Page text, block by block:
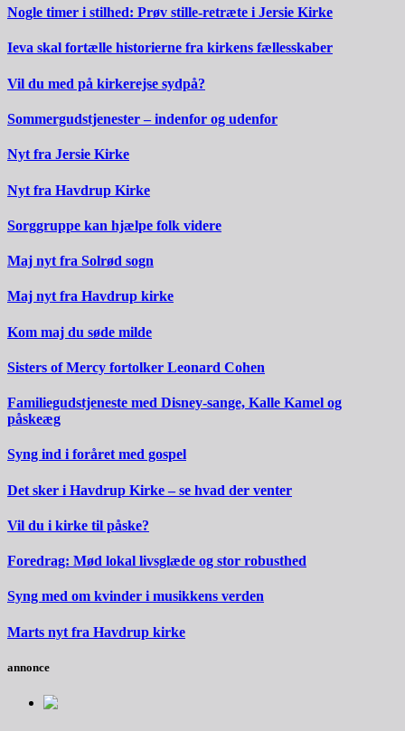
Nogle timer i stilhed: Prøv stille-retræte i Jersie Kirke
Ieva skal fortælle historierne fra kirkens fællesskaber
Vil du med på kirkerejse sydpå?
Sommergudstjenester – indenfor og udenfor
Nyt fra Jersie Kirke
Nyt fra Havdrup Kirke
Sorggruppe kan hjælpe folk videre
Maj nyt fra Solrød sogn
Maj nyt fra Havdrup kirke
Kom maj du søde milde
Sisters of Mercy fortolker Leonard Cohen
Familiegudstjeneste med Disney-sange, Kalle Kamel og
påskeæg
Syng ind i foråret med gospel
Det sker i Havdrup Kirke – se hvad der venter
Vil du i kirke til påske?
Foredrag: Mød lokal livsglæde og stor robusthed
Syng med om kvinder i musikkens verden
Marts nyt fra Havdrup kirke
annonce